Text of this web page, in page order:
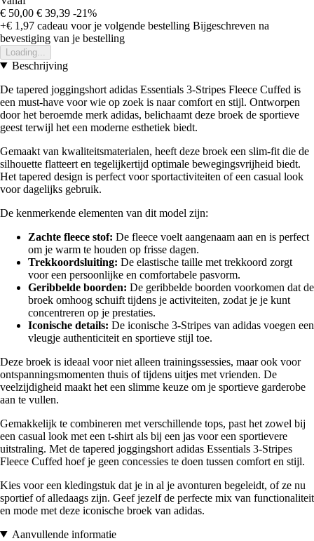
€ 50,00 € 39,39 -21%
+€ 1,97 cadeau voor je volgende bestelling Bijgeschreven na
bevestiging van je bestelling
Loading...
Beschrijving
De tapered joggingshort adidas Essentials 3-Stripes Fleece Cuffed is
een must-have voor wie op zoek is naar comfort en stijl. Ontworpen
door het beroemde merk adidas, belichaamt deze broek de sportieve
geest terwijl het een moderne esthetiek biedt.
Gemaakt van kwaliteitsmaterialen, heeft deze broek een slim-fit die de
silhouette flatteert en tegelijkertijd optimale bewegingsvrijheid biedt.
Het tapered design is perfect voor sportactiviteiten of een casual look
voor dagelijks gebruik.
De kenmerkende elementen van dit model zijn:
Zachte fleece stof: De fleece voelt aangenaam aan en is perfect
om je warm te houden op frisse dagen.
Trekkoordsluiting: De elastische taille met trekkoord zorgt
voor een persoonlijke en comfortabele pasvorm.
Geribbelde boorden: De geribbelde boorden voorkomen dat de
broek omhoog schuift tijdens je activiteiten, zodat je je kunt
concentreren op je prestaties.
Iconische details: De iconische 3-Stripes van adidas voegen een
vleugje authenticiteit en sportieve stijl toe.
Deze broek is ideaal voor niet alleen trainingssessies, maar ook voor
ontspanningsmomenten thuis of tijdens uitjes met vrienden. De
veelzijdigheid maakt het een slimme keuze om je sportieve garderobe
aan te vullen.
Gemakkelijk te combineren met verschillende tops, past het zowel bij
een casual look met een t-shirt als bij een jas voor een sportievere
uitstraling. Met de tapered joggingshort adidas Essentials 3-Stripes
Fleece Cuffed hoef je geen concessies te doen tussen comfort en stijl.
Kies voor een kledingstuk dat je in al je avonturen begeleidt, of ze nu
sportief of alledaags zijn. Geef jezelf de perfecte mix van functionaliteit
en mode met deze iconische broek van adidas.
Aanvullende informatie